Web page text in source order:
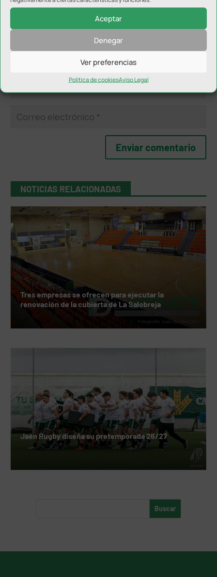
Aceptar
Denegar
Ver preferencias
Política de cookiesAviso Legal
NOTICIAS RELACIONADAS
Tres empresas se ofrecen para ejecutar la
renovación de la cubierta de La Salobreja
Jaén Rugby diseña su pretemporada 26/27